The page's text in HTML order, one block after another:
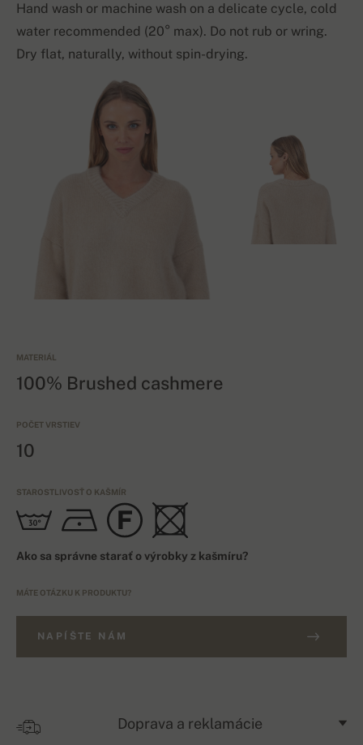
Hand wash or machine wash on a delicate cycle, cold
water recommended (20° max). Do not rub or wring.
Dry flat, naturally, without spin-drying.
MATERIÁL
100% Brushed cashmere
POČET VRSTIEV
10
STAROSTLIVOSŤ O KAŠMÍR
Ako sa správne starať o výrobky z kašmíru?
MÁTE OTÁZKU K PRODUKTU?
NAPÍŠTE NÁM
Doprava a reklamácie